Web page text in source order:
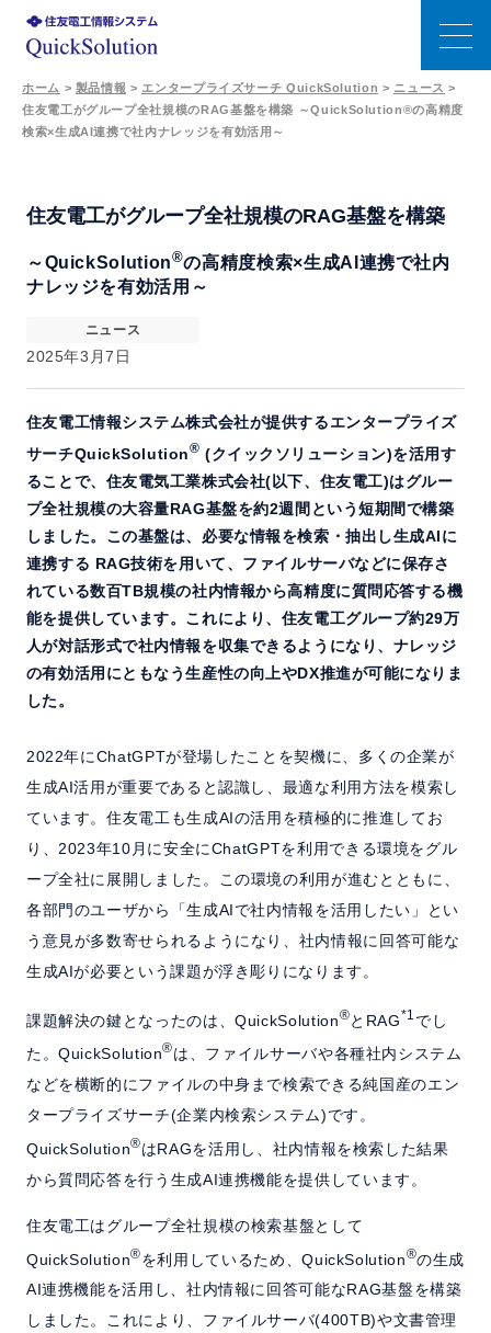
特長
サポート
よくある質問
セミナー
ホーム 製品情報会社情報 採用情報
ホーム > 製品情報 > エンタープライズサーチ QuickSolution > ニュース >
住友電工がグループ全社規模のRAG基盤を構築 ～QuickSolution®の高精度
検索×生成AI連携で社内ナレッジを有効活用～
住友電工がグループ全社規模のRAG基盤を構築
～QuickSolution®の高精度検索×生成AI連携で社内
ナレッジを有効活用～
ニュース
2025年3月7日
住友電工情報システム株式会社が提供するエンタープライズ
サーチQuickSolution® (クイックソリューション)を活用す
ることで、住友電気工業株式会社(以下、住友電工)はグルー
プ全社規模の大容量RAG基盤を約2週間という短期間で構築
しました。この基盤は、必要な情報を検索・抽出し生成AIに
連携する RAG技術を用いて、ファイルサーバなどに保存さ
れている数百TB規模の社内情報から高精度に質問応答する機
能を提供しています。これにより、住友電工グループ約29万
人が対話形式で社内情報を収集できるようになり、ナレッジ
の有効活用にともなう生産性の向上やDX推進が可能になりま
した。
2022年にChatGPTが登場したことを契機に、多くの企業が
生成AI活用が重要であると認識し、最適な利用方法を模索し
ています。住友電工も生成AIの活用を積極的に推進してお
り、2023年10月に安全にChatGPTを利用できる環境をグル
ープ全社に展開しました。この環境の利用が進むとともに、
各部門のユーザから「生成AIで社内情報を活用したい」とい
う意見が多数寄せられるようになり、社内情報に回答可能な
生成AIが必要という課題が浮き彫りになります。
課題解決の鍵となったのは、QuickSolution®とRAG*1 でし
た。QuickSolution®は、ファイルサーバや各種社内システム
などを横断的にファイルの中身まで検索できる純国産のエン
タープライズサーチ(企業内検索システム)です。
QuickSolution®はRAGを活用し、社内情報を検索した結果
から質問応答を行う生成AI連携機能を提供しています。
住友電工はグループ全社規模の検索基盤として
QuickSolution®を利用しているため、QuickSolution®の生成
AI連携機能を活用し、社内情報に回答可能なRAG基盤を構築
しました。これにより、ファイルサーバ(400TB)や文書管理